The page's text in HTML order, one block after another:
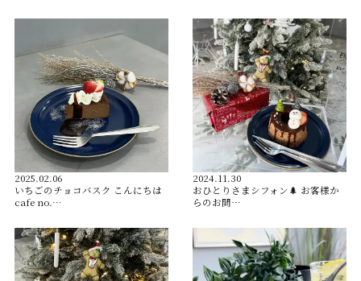
2025.02.06
いちごのチョコバスク こんにちは
cafe no.…
2024.11.30
おひとりさまシフォン🌲 お客様か
らのお問…